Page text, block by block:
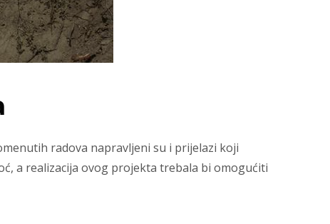
radova napravljeni su i prijelazi koji
a realizacija ovog projekta trebala bi omogućiti